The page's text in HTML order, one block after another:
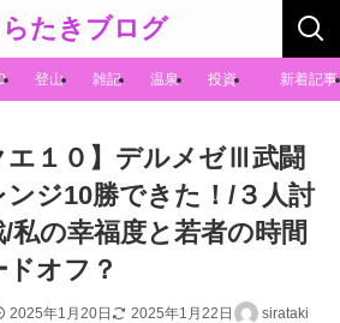
らたきブログ
登山 雑記 温泉 投資 新着記事
エ１０】デルメゼⅢ武闘
ジ10勝できた！/３人討
私の幸福度と若者の時間
オフ？
2025年1月20日 2025年1月22日 sirataki